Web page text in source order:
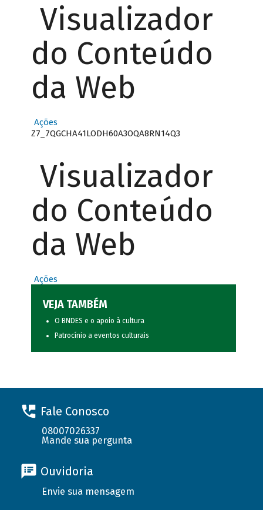
Visualizador
do Conteúdo
da Web
Ações
Z7_7QGCHA41LODH60A3OQA8RN14Q3
Visualizador
do Conteúdo
da Web
Ações
VEJA TAMBÉM
O BNDES e o apoio à cultura
Patrocínio a eventos culturais
Fale Conosco
08007026337
Mande sua pergunta
Ouvidoria
Envie sua mensagem